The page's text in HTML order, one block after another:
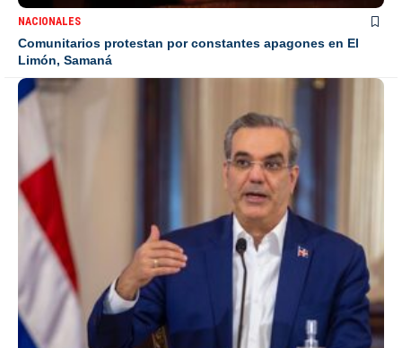
NACIONALES
Comunitarios protestan por constantes apagones en El
Limón, Samaná